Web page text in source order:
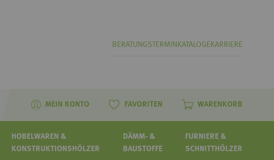
BERATUNGSTERMIN KATALOGEKARRIERE
MEIN KONTO FAVORITEN WARENKORB
HOBELWAREN &
KONSTRUKTIONSHÖLZER
DÄMM- &
BAUSTOFFE
FURNIERE &
SCHNITTHÖLZER